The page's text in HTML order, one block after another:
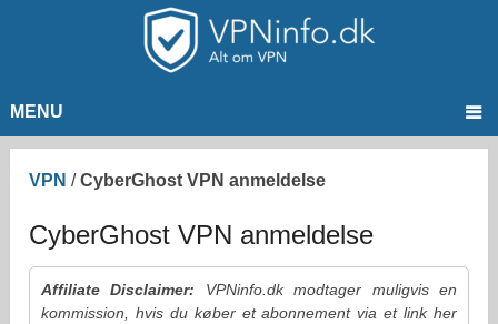
MENU
VPN / CyberGhost VPN anmeldelse
CyberGhost VPN anmeldelse
Affiliate Disclaimer: VPNinfo.dk modtager muligvis en
kommission, hvis du køber et abonnement via et link her